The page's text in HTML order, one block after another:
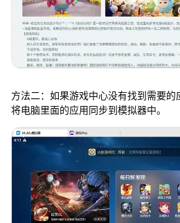
方法二：如果游戏中心没有找到需要的
将电脑里面的应用同步到模拟器中。